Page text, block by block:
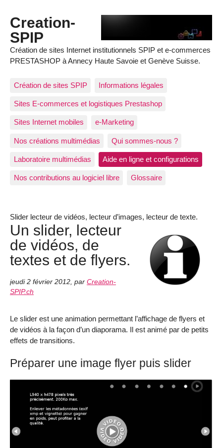
Creation-
SPIP
Création de sites Internet institutionnels SPIP et e-commerces
PRESTASHOP à Annecy Haute Savoie et Genève Suisse.
Création de sites SPIP Informations légales
Sites E-commerces et logistiques Prestashop
Sites Internet mobiles e-Marketing
Nos créations multimédias Qui sommes-nous ?
Laboratoire multimédias Aide en ligne et configurations
Nos contributions au logiciel libre Glossaire
Slider lecteur de vidéos, lecteur d’images, lecteur de texte.
Un slider, lecteur
de vidéos, de
textes et de flyers.
jeudi 2 février 2012, par Creation-
SPIP.ch
Le slider est une animation permettant l’affichage de flyers et
de vidéos à la façon d’un diaporama. Il est animé par de petits
effets de transitions.
Préparer une image flyer puis slider